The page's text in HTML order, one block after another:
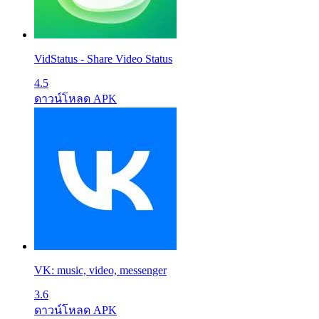
VidStatus - Share Video Status
4.5
ดาวน์โหลด APK
VK: music, video, messenger
3.6
ดาวน์โหลด APK